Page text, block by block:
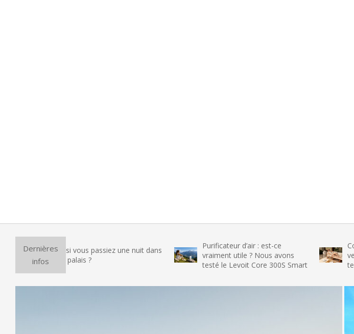
Dernières
infos
Et si vous passiez une nuit dans
un palais ?
Purificateur d’air : est-ce
vraiment utile ? Nous avons
testé le Levoit Core 300S Smart
Comment
test du